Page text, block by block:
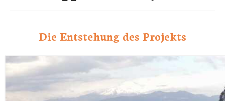
Tablettes Chocolat CRU et Bio
Chocolat Bio en vrac
Boites de dégustation
Die Entstehung des Projekts